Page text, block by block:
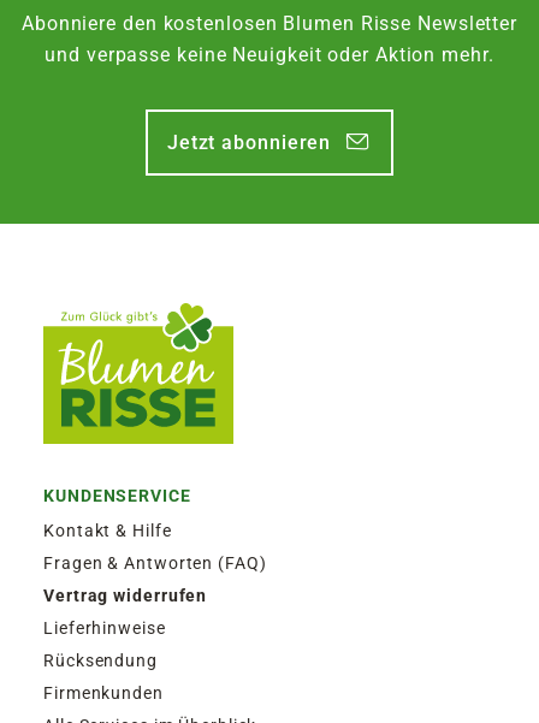
Abonniere den kostenlosen Blumen Risse Newsletter
und verpasse keine Neuigkeit oder Aktion mehr.
Jetzt abonnieren
KUNDENSERVICE
Kontakt & Hilfe
Fragen & Antworten (FAQ)
Vertrag widerrufen
Lieferhinweise
Rücksendung
Firmenkunden